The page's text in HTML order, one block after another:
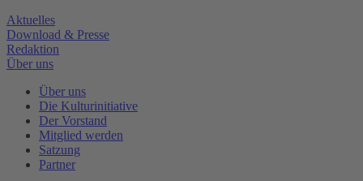
Aktuelles
Download & Presse
Redaktion
Über uns
Über uns
Die Kulturinitiative
Der Vorstand
Mitglied werden
Satzung
Partner